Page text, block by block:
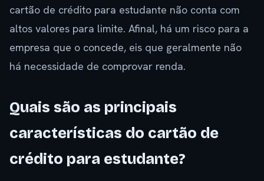
cartão de crédito para estudante não conta com
altos valores para limite. Afinal, há um risco para a
empresa que o concede, eis que geralmente não
há necessidade de comprovar renda.
Quais são as principais
características do cartão de
crédito para estudante?